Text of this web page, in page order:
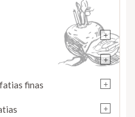
+
+
+
finas
+